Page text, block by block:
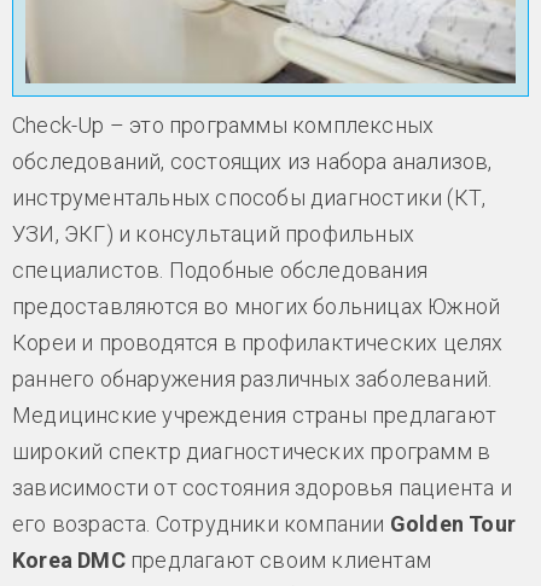
Check-Up – это программы комплексных
обследований, состоящих из набора анализов,
инструментальных способы диагностики (КТ,
УЗИ, ЭКГ) и консультаций профильных
специалистов. Подобные обследования
предоставляются во многих больницах Южной
Кореи и проводятся в профилактических целях
раннего обнаружения различных заболеваний.
Медицинские учреждения страны предлагают
широкий спектр диагностических программ в
зависимости от состояния здоровья пациента и
его возраста. Сотрудники компании Golden Tour
Korea DMCпредлагают своим клиентам